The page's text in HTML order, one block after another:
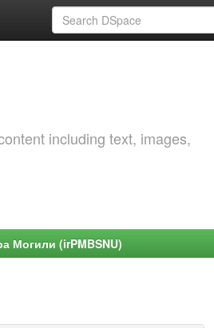
including text, images,
Могили (irPMBSNU)